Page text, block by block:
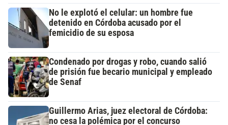
No le explotó el celular: un hombre fue
detenido en Córdoba acusado por el
femicidio de su esposa
Condenado por drogas y robo, cuando salió
de prisión fue becario municipal y empleado
de Senaf
Guillermo Arias, juez electoral de Córdoba:
no cesa la polémica por el concurso